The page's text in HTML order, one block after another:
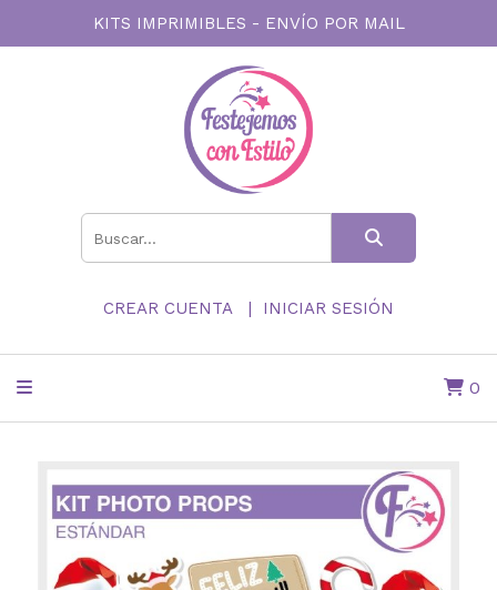
KITS IMPRIMIBLES - ENVÍO POR MAIL
CREAR CUENTA INICIAR SESIÓN
0